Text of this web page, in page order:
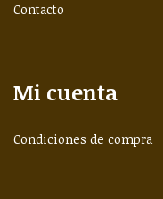
Contacto
Mi cuenta
Condiciones de compra